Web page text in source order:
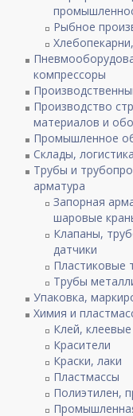
Рыбное
компрессоры
Производство
материалов и
Промышленное
Склады, логистика
Трубы и
арматура
Запорная
шаровые
Клапаны,
датчики
Пластиковые
Трубы
Упаковка,
Химия и
Клей,
Красители
Краски, лаки
Пластмассы
Полиэтилен,